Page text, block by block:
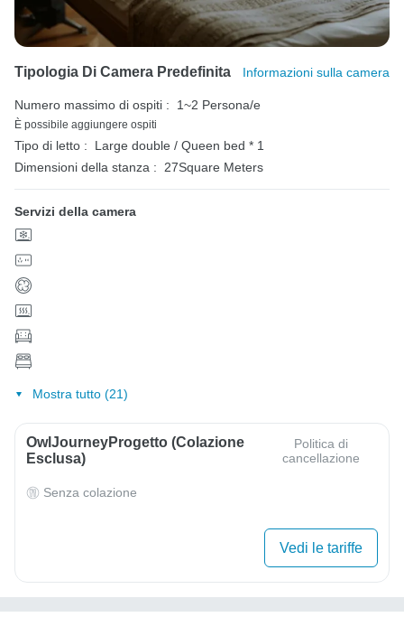
Tipologia Di Camera Predefinita Informazioni sulla camera
Numero massimo di ospiti : 1~2 Persona/e
È possibile aggiungere ospiti
Tipo di letto :
Large double / Queen bed * 1
Dimensioni della stanza :
27Square Meters
Servizi della camera
Mostra tutto (21)
OwlJourneyProgetto (colazione
Esclusa)
Politica di
cancellazione
Senza colazione
Vedi le tariffe